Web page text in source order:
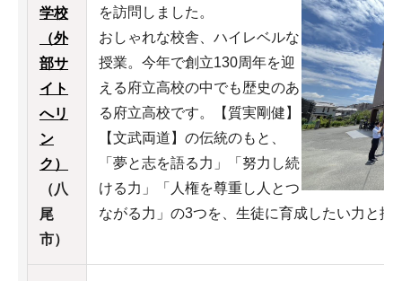
学校
（外
部サ
イト
へリ
ン
ク）
（八
尾
市）
を訪問しました。
おしゃれな校舎、ハイレベルな
授業。今年で創立130周年を迎
える府立高校の中でも歴史のあ
る府立高校です。【質実剛健】
【文武両道】の伝統のもと、
「夢と志を語る力」「努力し続
ける力」「人権を尊重し人とつ
ながる力」の3つを、生徒に育成したい力と掲